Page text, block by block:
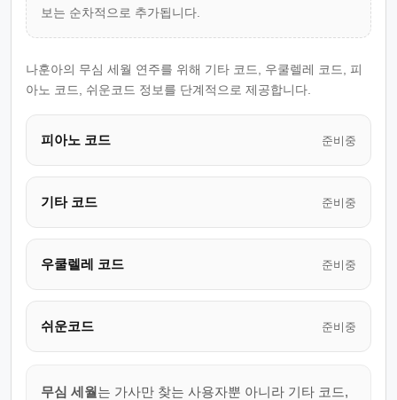
보는 순차적으로 추가됩니다.
나훈아의 무심 세월 연주를 위해 기타 코드, 우쿨렐레 코드, 피
아노 코드, 쉬운코드 정보를 단계적으로 제공합니다.
피아노 코드 준비중
기타 코드 준비중
우쿨렐레 코드 준비중
쉬운코드 준비중
무심 세월는 가사만 찾는 사용자뿐 아니라 기타 코드,